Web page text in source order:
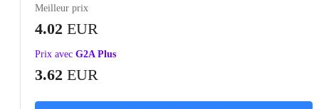
Meilleur prix
4.02 EUR
Prix avec G2A Plus
3.62 EUR